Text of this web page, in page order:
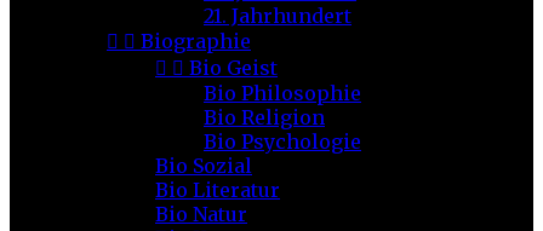
21. Jahrhundert
  Biographie
  Bio Geist
Bio Philosophie
Bio Religion
Bio Psychologie
Bio Sozial
Bio Literatur
Bio Natur